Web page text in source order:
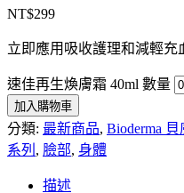
NT$299
立即應用吸收護理和減輕充
速佳再生煥膚霜 40ml 數量
加入購物車
分類: 最新商品, Bioderma
系列 , 臉部, 身體
描述